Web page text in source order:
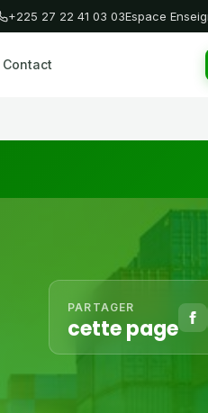
+225 27 22 41 03 03Espace
Contact
PARTAGER
cette page